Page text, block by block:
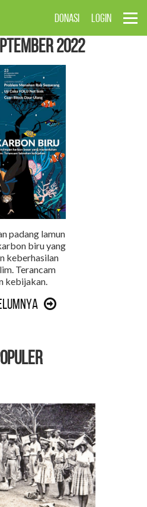
DONASI LOGIN
2022
padang lamun
biru yang
keberhasilan
Terancam
kebijakan.